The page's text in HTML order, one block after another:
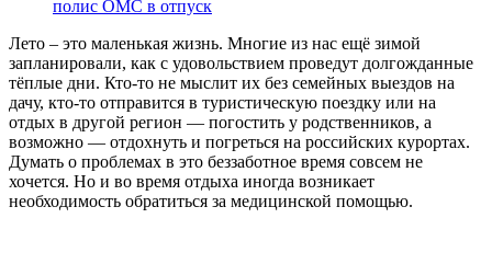
Лето – это маленькая жизнь. Многие из нас ещё зимой
запланировали, как с удовольствием проведут долгожданные
тёплые дни. Кто-то не мыслит их без семейных выездов на
дачу, кто-то отправится в туристическую поездку или на
отдых в другой регион — погостить у родственников, а
возможно — отдохнуть и погреться на российских курортах.
Думать о проблемах в это беззаботное время совсем не
хочется. Но и во время отдыха иногда возникает
необходимость обратиться за медицинской помощью.